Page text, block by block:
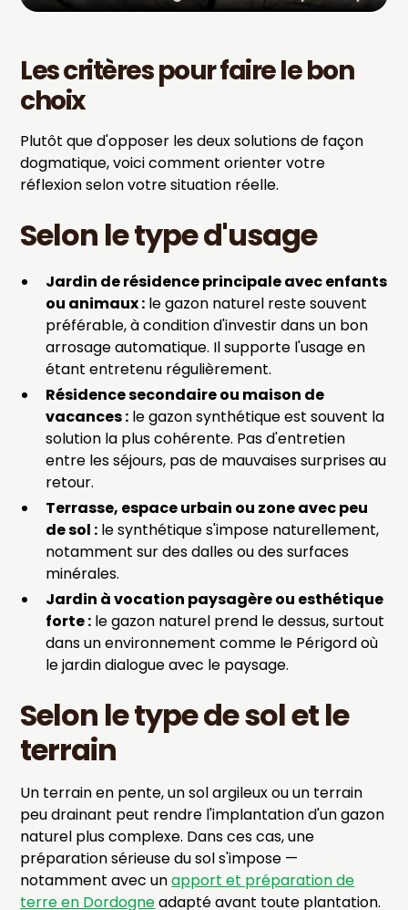
Les critères pour faire le bon
choix
Plutôt que d'opposer les deux solutions de façon
dogmatique, voici comment orienter votre
réflexion selon votre situation réelle.
Selon le type d'usage
Jardin de résidence principale avec enfants
ou animaux : le gazon naturel reste souvent
préférable, à condition d'investir dans un bon
arrosage automatique. Il supporte l'usage en
étant entretenu régulièrement.
Résidence secondaire ou maison de
vacances : le gazon synthétique est souvent la
solution la plus cohérente. Pas d'entretien
entre les séjours, pas de mauvaises surprises au
retour.
Terrasse, espace urbain ou zone avec peu
de sol : le synthétique s'impose naturellement,
notamment sur des dalles ou des surfaces
minérales.
Jardin à vocation paysagère ou esthétique
forte : le gazon naturel prend le dessus, surtout
dans un environnement comme le Périgord où
le jardin dialogue avec le paysage.
Selon le type de sol et le
terrain
Un terrain en pente, un sol argileux ou un terrain
peu drainant peut rendre l'implantation d'un gazon
naturel plus complexe. Dans ces cas, une
préparation sérieuse du sol s'impose —
notamment avec unapport et préparation de
terre en Dordogneadapté avant toute plantation.